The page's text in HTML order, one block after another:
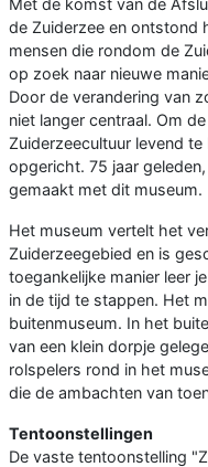
de Zuiderzee en ontstond
mensen die rondom de
op zoek naar nieuwe
Door de verandering van
niet langer centraal. Om
Zuiderzeecultuur levend
opgericht. 75 jaar
gemaakt met dit museum.
Het museum vertelt het
Zuiderzeegebied en is
toegankelijke manier leer
in de tijd te stappen. Het
buitenmuseum. In het
van een klein dorpje
rolspelers rond in het
die de ambachten van
Tentoonstellingen
De vaste tentoonstelling